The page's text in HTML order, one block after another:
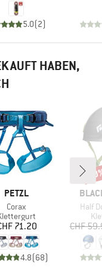
5.0(2)
HABEN,
MARKE
PETZL
Artikel
Corax
Preis
71.20
4.8(68)
Artikel
Half
CHF